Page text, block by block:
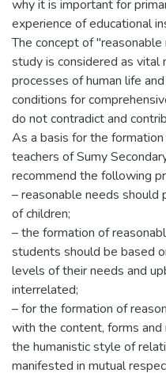
why it is important for
experience of educational
The concept of
study is considered as vital
processes of human life
conditions for
do not contradict and
As a basis for the
teachers of Sumy
recommend the following
– reasonable needs
of children;
– the formation of
students should be based
levels of their needs and
interrelated;
– for the formation of
with the content, forms
the humanistic style of
manifested in mutual